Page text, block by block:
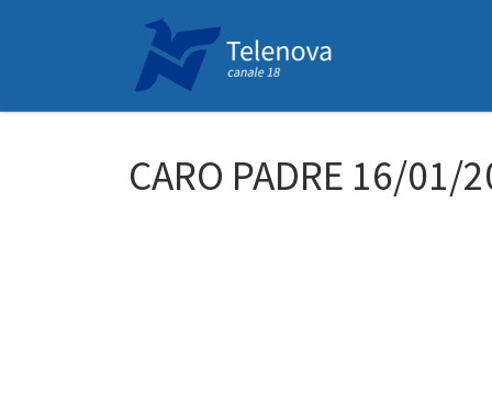
Passa al contenuto
CARO PADRE 16/01/